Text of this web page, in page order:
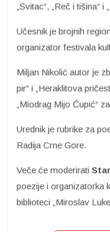
„Svitac“, „Reč i tišina“
Učesnik je brojnih
organizator festivala
Miljan Nikolić autor je
pir“ i „Heraklitova
„Miodrag Mijo Ćupić“
Urednik je rubrike za
Radija Crne Gore.
Veče će moderirati
poezije i organizatorka
biblioteci „Miroslav